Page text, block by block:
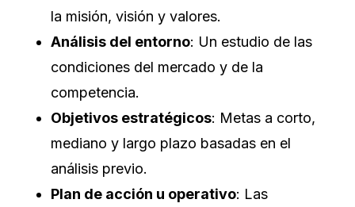
la misión, visión y valores.
Análisis del entorno: Un estudio de las
condiciones del mercado y de la
competencia.
Objetivos estratégicos: Metas a corto,
mediano y largo plazo basadas en el
análisis previo.
Plan de acción u operativo: Las